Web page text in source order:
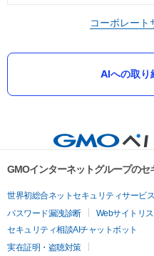
コーポレート
AIへの取り
GMOインターネットグループのセ
世界初総合ネットセキュリティサービ
パスワード漏洩診断
Webサイトリ
セキュリティ相談AIチャットボット
実在証明・盗聴対策